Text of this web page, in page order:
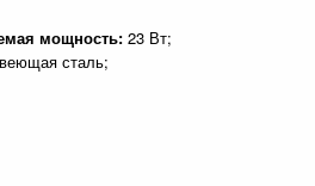
мощность: 23 Вт;
сталь;